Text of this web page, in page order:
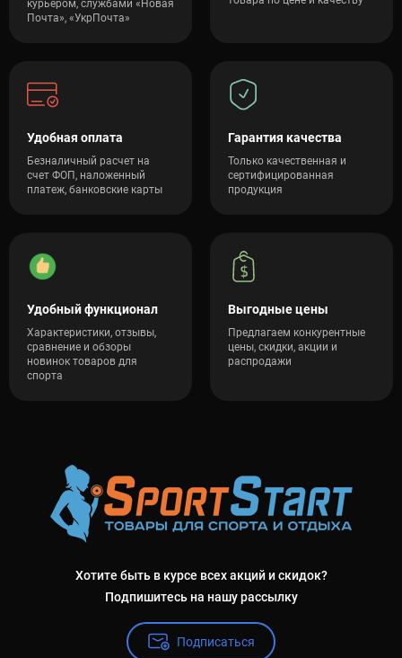
курьером, службами «Новая
Почта», «УкрПочта»
Удобная оплата
Безналичный расчет на
счет ФОП, наложенный
платеж, банковские карты
Гарантия качества
Только качественная и
сертифицированная
продукция
Удобный функционал
Характеристики, отзывы,
сравнение и обзоры
новинок товаров для
спорта
Выгодные цены
Предлагаем конкурентные
цены, скидки, акции и
распродажи
Хотите быть в курсе всех акций и скидок?
Подпишитесь на нашу рассылку
Подписаться